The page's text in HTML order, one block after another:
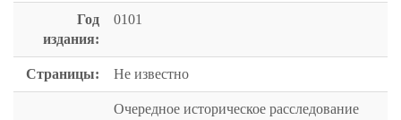
Год
издания:
0101
Страницы: Не известно
Очередное историческое расследование